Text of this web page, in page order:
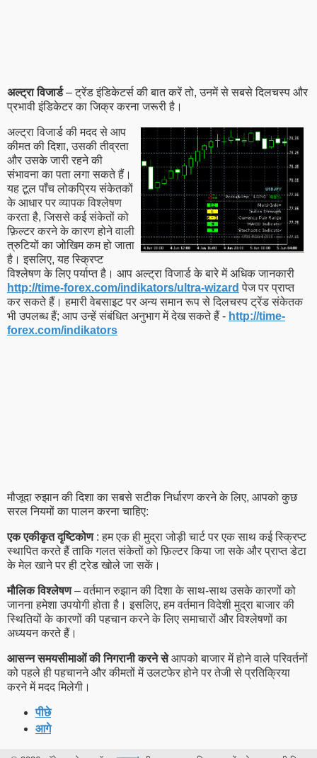
अल्ट्रा विजार्ड– ट्रेंड इंडिकेटर्स की बात करें तो, उनमें से सबसे दिलचस्प और
प्रभावी इंडिकेटर का जिक्र करना जरूरी है।
अल्ट्रा विजार्ड की मदद से आप
कीमत की दिशा, उसकी तीव्रता
और उसके जारी रहने की
संभावना का पता लगा सकते हैं।
यह टूल पाँच लोकप्रिय संकेतकों
के आधार पर व्यापक विश्लेषण
करता है, जिससे कई संकेतों को
फ़िल्टर करने के कारण होने वाली
त्रुटियों का जोखिम कम हो जाता
है। इसलिए, यह स्क्रिप्ट
विश्लेषण के लिए पर्याप्त है। आप अल्ट्रा विजार्ड के बारे में अधिक जानकारी
http://time-forex.com/indikators/ultra-wizard पेज पर प्राप्त
कर सकते हैं। हमारी वेबसाइट पर अन्य समान रूप से दिलचस्प ट्रेंड संकेतक
भी उपलब्ध हैं; आप उन्हें संबंधित अनुभाग में देख सकते हैं - http://time-
forex.com/indikators
मौजूदा रुझान की दिशा का सबसे सटीक निर्धारण करने के लिए, आपको कुछ
सरल नियमों का पालन करना चाहिए:
एक एकीकृत दृष्टिकोण: हम एक ही मुद्रा जोड़ी चार्ट पर एक साथ कई स्क्रिप्ट
स्थापित करते हैं ताकि गलत संकेतों को फ़िल्टर किया जा सके और प्राप्त डेटा
के मेल खाने पर ही ट्रेड खोले जा सकें।
मौलिक विश्लेषण– वर्तमान रुझान की दिशा के साथ-साथ उसके कारणों को
जानना हमेशा उपयोगी होता है। इसलिए, हम वर्तमान विदेशी मुद्रा बाजार की
स्थितियों के कारणों की पहचान करने के लिए समाचारों और विश्लेषणों का
अध्ययन करते हैं।
आसन्न समयसीमाओं की निगरानी करने सेआपको बाजार में होने वाले परिवर्तनों
को पहले ही पहचानने और कीमतों में उलटफेर होने पर तेजी से प्रतिक्रिया
करने में मदद मिलेगी।
पीछे
आगे